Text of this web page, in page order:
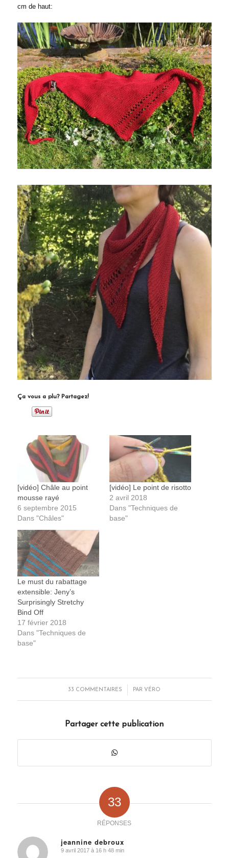
cm de haut:
Ça vous a plu? Partagez!
[vidéo] Châle au point
mousse rayé
6 septembre 2015
Dans "Châles"
[vidéo] Le point de risotto
2 avril 2018
Dans "Techniques de
base"
Le must du rabattage
extensible: Jeny’s
Surprisingly Stretchy
Bind Off
17 février 2018
Dans "Techniques de
base"
33 COMMENTAIRES
/ PAR VÉRO
Partager cette publication
33
RÉPONSES
jeannine debroux
dit
9 avril 2017 à 16 h 48 min